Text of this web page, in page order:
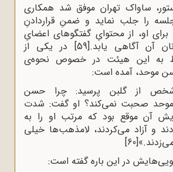
ساواک تهران موفق شد همکاری
را جلب نماید و ضمنِ قراردادنِ
رمز «2109» برای او، از محتوایِ گفتگوهای اعضایِ
آن آگاهی یابد.[59] در یکی از
به این هیئت در خصوص نحوه‌ی
موحد، آمده است:
از گلبن پرسید: چرا حسن
موحد صحبت نمی‌کند؟ او گفت: شدت
آن موقع بود که مرتب او را به
و آزاد می‌کردند، لامذهب‌ها خیلی
[60]
در این باره گفته است: